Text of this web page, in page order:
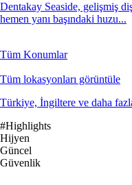
Dentakay Seaside, gelişmiş
hemen yanı başındaki huzu...
Tüm Konumlar
Tüm lokasyonları görüntüle
Türkiye, İngiltere ve daha
#Highlights
Hijyen
Güncel
Güvenlik